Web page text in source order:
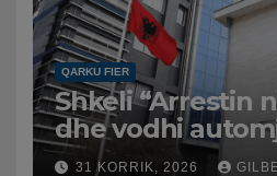
QARKU FIER
Shkeli “Arrestin
dhe vodhi
arrestohet 43-
31 KORRIK, 2026